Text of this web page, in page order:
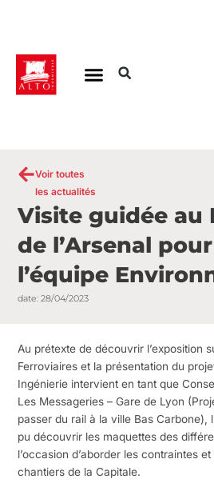
Voir toutes
les actualités
Visite guidée au
de l’Arsenal pour
l’équipe
date: 28/04/2023
Au prétexte de découvrir l’exposition
Ferroviaires et la présentation du
Ingénierie intervient en tant que
Les Messageries – Gare de Lyon
passer du rail à la ville Bas Carbone),
pu découvrir les maquettes des
l’occasion d’aborder les contraintes
chantiers de la Capitale.